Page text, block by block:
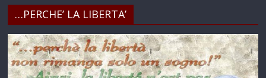
…PERCHE’ LA LIBERTA’